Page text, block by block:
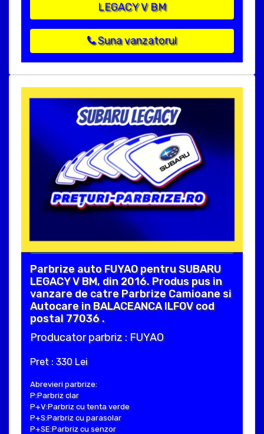
LEGACY V BM
Suna vanzatorul
Parbrize auto FUYAO pentru SUBARU
LEGACY V BM, din 2016. Produs pus in
vanzare de catre Parbrize Camioane si
Autocare in BALACEANCA ILFOV cod
postal 77036 .
Producator parbriz : FUYAO
Pret : 330 Lei
Abrevieri parbrize:
P:Parbriz clar
P+V:Parbriz cu tenta verde
P+S:Parbriz cu parasolar
P+SE:Parbriz cu senzor